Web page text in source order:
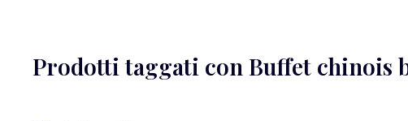
Prodotti taggati con Buffet chinois